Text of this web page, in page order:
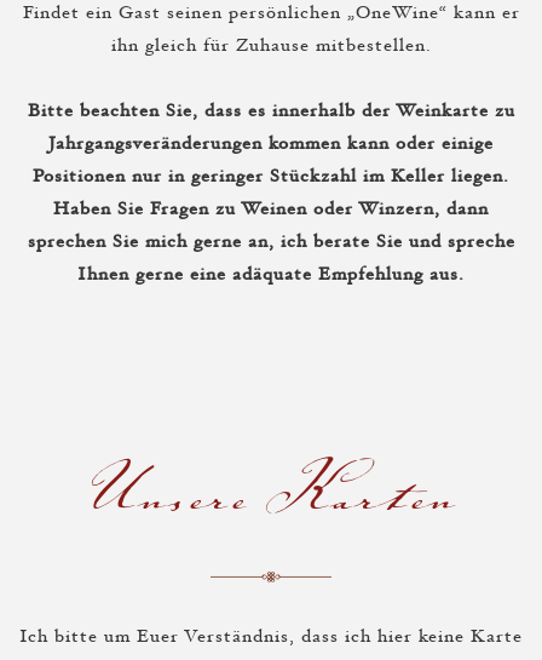
Findet ein Gast seinen persönlichen „OneWine“ kann er
ihn gleich für Zuhause mitbestellen.
Bitte beachten Sie, dass es innerhalb der Weinkarte zu
Jahrgangsveränderungen kommen kann oder einige
Positionen nur in geringer Stückzahl im Keller liegen.
Haben Sie Fragen zu Weinen oder Winzern, dann
sprechen Sie mich gerne an, ich berate Sie und spreche
Ihnen gerne eine adäquate Empfehlung aus.
Unsere Karten
Ich bitte um Euer Verständnis, dass ich hier keine Karte